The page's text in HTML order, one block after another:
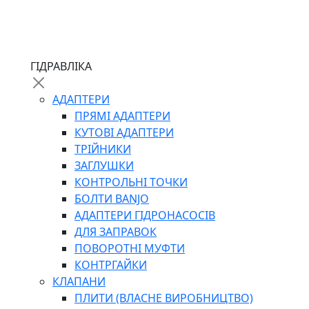
СИЛОВІ
ДРОТЯНІ
ПРУЖИННІ
НЕЙЛОНОВІ
ПРОРЕЗИНЕНІ
АВТОТОВАРИ
АВТОХІМІЯ
ДОМКРАТИ
ГІДРАВЛІКА
АДАПТЕРИ
ПРЯМІ АДАПТЕРИ
КУТОВІ АДАПТЕРИ
ТРІЙНИКИ
ЗАГЛУШКИ
КОНТРОЛЬНІ ТОЧКИ
БОЛТИ BANJO
АДАПТЕРИ ГІДРОНАСОСІВ
ДЛЯ ЗАПРАВОК
ПОВОРОТНІ МУФТИ
КОНТРГАЙКИ
КЛАПАНИ
ПЛИТИ (ВЛАСНЕ ВИРОБНИЦТВО)